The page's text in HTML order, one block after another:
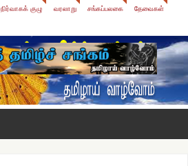
நிர்வாகக் குழு வரலாறு சங்கப்பலகை
தேவைகள்